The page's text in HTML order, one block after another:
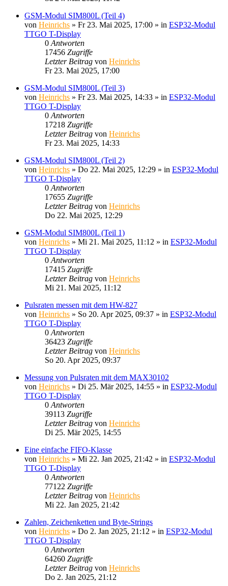
GSM-Modul SIM800L (Teil 4)
von Heinrichs » Fr 23. Mai 2025, 17:00 » in ESP32-Modul
TTGO T-Display
0 Antworten
17456 Zugriffe
Letzter Beitrag von Heinrichs
Fr 23. Mai 2025, 17:00
GSM-Modul SIM800L (Teil 3)
von Heinrichs » Fr 23. Mai 2025, 14:33 » in ESP32-Modul
TTGO T-Display
0 Antworten
17218 Zugriffe
Letzter Beitrag von Heinrichs
Fr 23. Mai 2025, 14:33
GSM-Modul SIM800L (Teil 2)
von Heinrichs » Do 22. Mai 2025, 12:29 » in ESP32-Modul
TTGO T-Display
0 Antworten
17655 Zugriffe
Letzter Beitrag von Heinrichs
Do 22. Mai 2025, 12:29
GSM-Modul SIM800L (Teil 1)
von Heinrichs » Mi 21. Mai 2025, 11:12 » in ESP32-Modul
TTGO T-Display
0 Antworten
17415 Zugriffe
Letzter Beitrag von Heinrichs
Mi 21. Mai 2025, 11:12
Pulsraten messen mit dem HW-827
von Heinrichs » So 20. Apr 2025, 09:37 » in ESP32-Modul
TTGO T-Display
0 Antworten
36423 Zugriffe
Letzter Beitrag von Heinrichs
So 20. Apr 2025, 09:37
Messung von Pulsraten mit dem MAX30102
von Heinrichs » Di 25. Mär 2025, 14:55 » in ESP32-Modul
TTGO T-Display
0 Antworten
39113 Zugriffe
Letzter Beitrag von Heinrichs
Di 25. Mär 2025, 14:55
Eine einfache FIFO-Klasse
von Heinrichs » Mi 22. Jan 2025, 21:42 » in ESP32-Modul
TTGO T-Display
0 Antworten
77122 Zugriffe
Letzter Beitrag von Heinrichs
Mi 22. Jan 2025, 21:42
Zahlen, Zeichenketten und Byte-Strings
von Heinrichs » Do 2. Jan 2025, 21:12 » in ESP32-Modul
TTGO T-Display
0 Antworten
64260 Zugriffe
Letzter Beitrag von Heinrichs
Do 2. Jan 2025, 21:12